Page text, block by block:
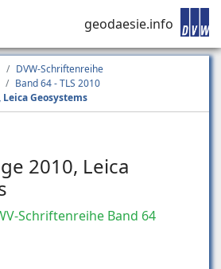
geodaesie.info
DVW-Schriftenreihe
Band 64 - TLS 2010
Leica Geosystems
2010, Leica
Schriftenreihe Band 64